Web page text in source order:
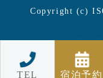
Copyright (c)
TEL 宿泊予約